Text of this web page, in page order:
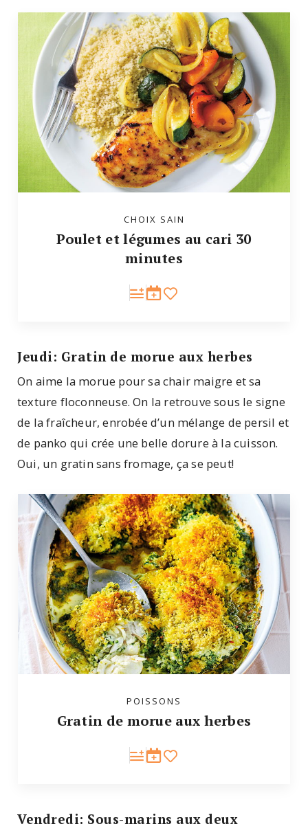
CHOIX SAIN
Poulet et légumes au cari 30
minutes
Jeudi: Gratin de morue aux herbes
On aime la morue pour sa chair maigre et sa
texture floconneuse. On la retrouve sous le signe
de la fraîcheur, enrobée d’un mélange de persil et
de panko qui crée une belle dorure à la cuisson.
Oui, un gratin sans fromage, ça se peut!
POISSONS
Gratin de morue aux herbes
Vendredi: Sous-marins aux deux